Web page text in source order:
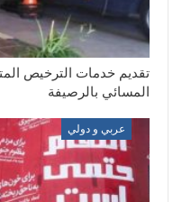
تقديم خدمات الترخيص
المسائي بالرصيفة
عربي و دولي